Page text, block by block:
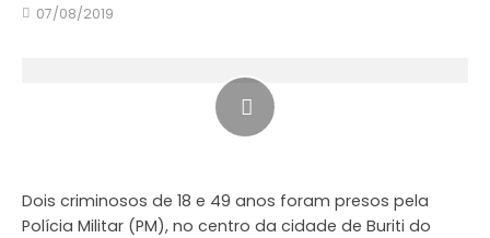
07/08/2019
Dois criminosos de 18 e 49 anos foram presos pela
Polícia Militar (PM), no centro da cidade de Buriti do